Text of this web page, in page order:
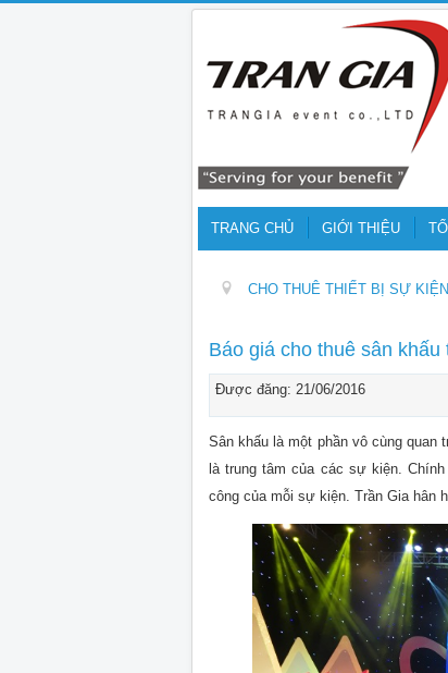
TRANG CHỦ GIỚI THIỆU
CHO THUÊ THIẾT BỊ SỰ KIỆN
Báo giá cho thuê sân khấu
Được đăng: 21/06/2016
Sân khấu là một phần vô cùng
là trung tâm của các sự kiện.
công của mỗi sự kiện. Trần Gia hân